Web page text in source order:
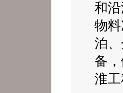
和
物
泊
备
淮